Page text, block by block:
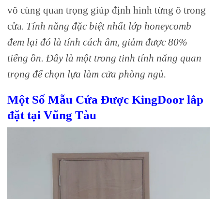
vô cùng quan trọng giúp định hình từng ô trong
cửa. Tính năng đặc biệt nhất lớp honeycomb
đem lại đó là tính cách âm, giảm được 80%
tiếng ồn. Đây là một trong tinh tính năng quan
trọng để chọn lựa làm cửa phòng ngủ.
Một Số Mẫu Cửa Được KingDoor lắp
đặt tại Vũng Tàu